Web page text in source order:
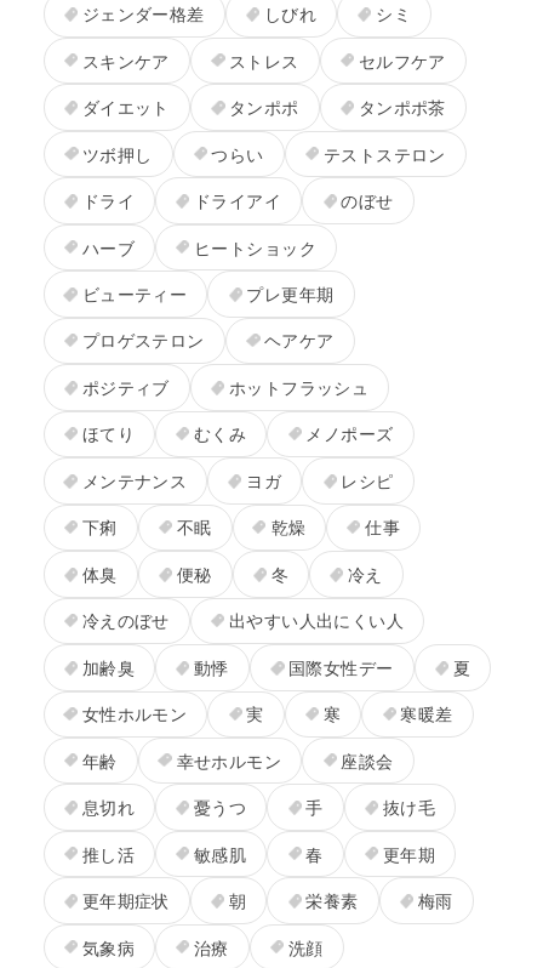
ジェンダー格差
しびれ
シミ
スキンケア
ストレス
セルフケア
ダイエット
タンポポ
タンポポ茶
ツボ押し
つらい
テストステロン
ドライ
ドライアイ
のぼせ
ハーブ
ヒートショック
ビューティー
プレ更年期
プロゲステロン
ヘアケア
ポジティブ
ホットフラッシュ
ほてり
むくみ
メノポーズ
メンテナンス
ヨガ
レシピ
下痢
不眠 乾燥
仕事
体臭
便秘 冬
冷え
冷えのぼせ
出やすい人出にくい人
加齢臭
動悸 国際女性デー
夏
女性ホルモン
実 寒
寒暖差
年齢
幸せホルモン
座談会
息切れ
憂うつ 手
抜け毛
推し活
敏感肌 春
更年期
更年期症状
朝 栄養素
梅雨
気象病
治療
洗顔